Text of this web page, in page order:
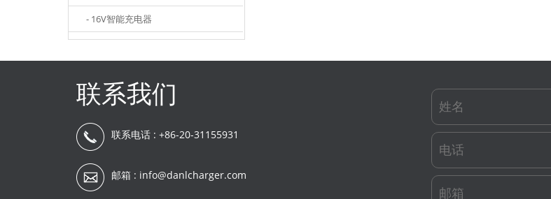
- 16V智能充电器
联系我们
联系电话 : +86-20-31155931
邮箱 : info@danlcharger.com